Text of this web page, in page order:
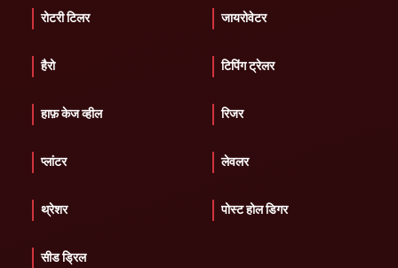
रोटरी टिलर जायरोवेटर
हैरो टिपिंग ट्रेलर
हाफ़ केज व्हील रिजर
प्लांटर लेवलर
थ्रेशर पोस्ट होल डिगर
सीड ड्रिल